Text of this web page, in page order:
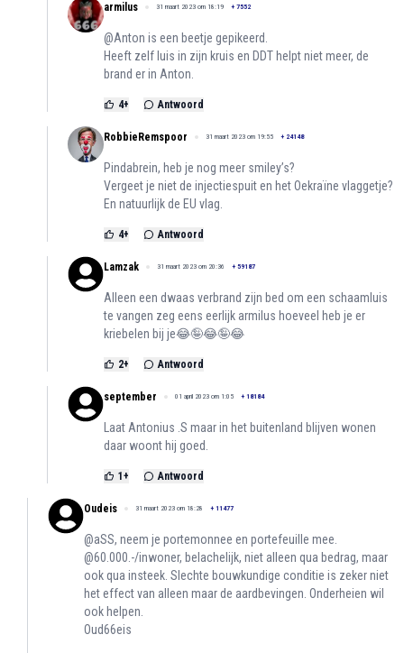
armilus 31 maart 2023 om 18:19 + 7552
@Anton is een beetje gepikeerd.
Heeft zelf luis in zijn kruis en DDT helpt niet meer, de
brand er in Anton.
4+ Antwoord
RobbieRemspoor 31 maart 2023 om 19:55 + 24148
Pindabrein, heb je nog meer smiley’s?
Vergeet je niet de injectiespuit en het Oekraïne vlaggetje?
En natuurlijk de EU vlag.
4+ Antwoord
Lamzak 31 maart 2023 om 20:36 + 59187
Alleen een dwaas verbrand zijn bed om een schaamluis
te vangen zeg eens eerlijk armilus hoeveel heb je er
kriebelen bij je😂🤪😂🤪😂
2+ Antwoord
september 01 april 2023 om 1:05 + 18184
Laat Antonius .S maar in het buitenland blijven wonen
daar woont hij goed.
1 + Antwoord
Oudeis 31 maart 2023 om 18:28 + 11477
@aSS, neem je portemonnee en portefeuille mee.
@60.000.-/inwoner, belachelijk, niet alleen qua bedrag, maar
ook qua insteek. Slechte bouwkundige conditie is zeker niet
het effect van alleen maar de aardbevingen. Onderheien wil
ook helpen.
Oud66eis